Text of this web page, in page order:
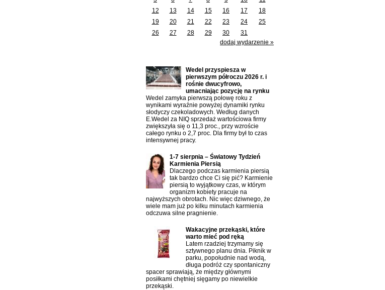
12
13 14 15 16 17
18
19
20 21 22 23 24
25
26
27 28 29 30
31
dodaj wydarzenie »
Wedel przyspiesza w
pierwszym półroczu 2026 r. i
rośnie dwucyfrowo,
umacniając pozycję na rynku
Wedel zamyka pierwszą połowę roku z
wynikami wyraźnie powyżej dynamiki rynku
słodyczy czekoladowych. Według danych
E.Wedel za NIQ sprzedaż wartościowa firmy
zwiększyła się o 11,3 proc., przy wzroście
całego rynku o 2,7 proc. Dla firmy był to czas
intensywnej pracy.
1-7 sierpnia – Światowy Tydzień
Karmienia Piersią
Dlaczego podczas karmienia piersią
tak bardzo chce Ci się pić? Karmienie
piersią to wyjątkowy czas, w którym
organizm kobiety pracuje na
najwyższych obrotach. Nic więc dziwnego, że
wiele mam już po kilku minutach karmienia
odczuwa silne pragnienie.
Wakacyjne przekąski, które
warto mieć pod ręką
Latem rzadziej trzymamy się
sztywnego planu dnia. Piknik w
parku, popołudnie nad wodą,
długa podróż czy spontaniczny
spacer sprawiają, że między głównymi
posiłkami chętniej sięgamy po niewielkie
przekąski.